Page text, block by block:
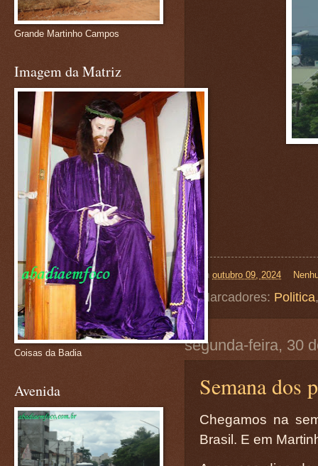
on outubro 09, 2024
Marcadores: Politica
segunda-feira, 30
Semana dos
Chegamos na
Brasil. E em
Grande Martinho Campos
Imagem da Matriz
Coisas da Badia
Avenida